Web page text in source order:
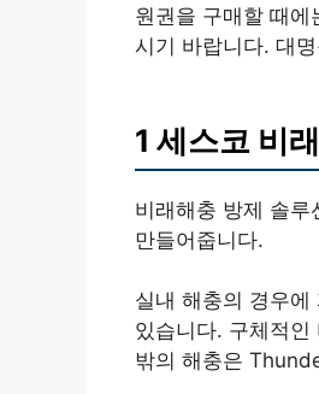
원권을 구매할 때
시기 바랍니다. 대
1 세스코 비
비래해충 방제 솔
만들어줍니다.
실내 해충의 경우
있습니다. 구체적
밖의 해충은